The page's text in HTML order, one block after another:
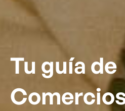
Tu guía de